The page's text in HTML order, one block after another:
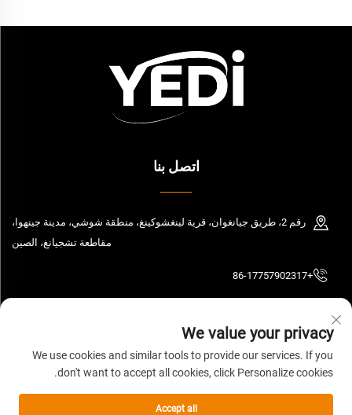
اتصل بنا
رقم 2، طريق جيانغوان، قرية لينغشوكينغ، منطقة شوشي، مدينة جينهوا،
مقاطعة تشجيانغ، الصين
+86-17757902317
حقوق الملكية © 2026 شركة تشجيانغ ييدي للصناعة والتجارة المحدودة. جميع الحقوق
محفوظة.سياسة الخصوصية
We value your privacy
We use cookies and similar tools to provide our services. If you
don't want to accept all cookies, click Personalize cookies.
Accept all